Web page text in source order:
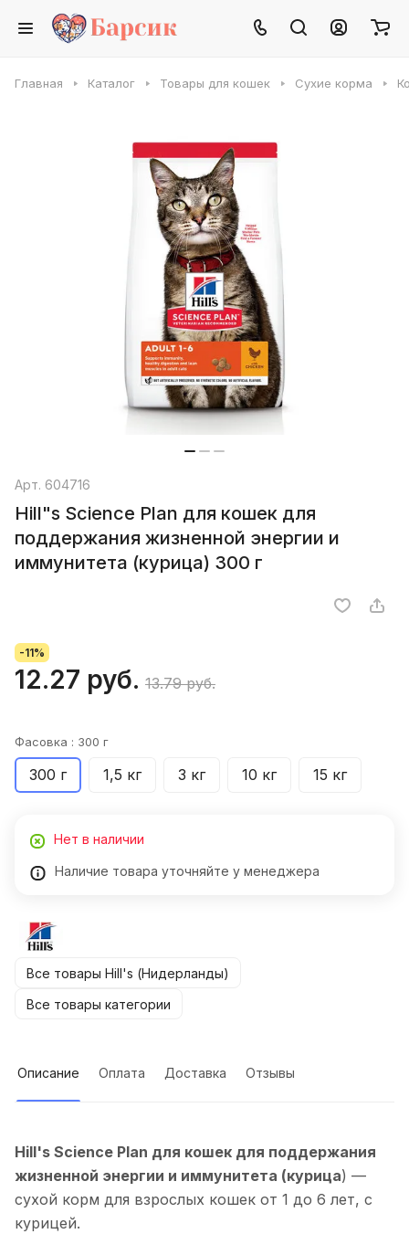
Главная Каталог Товары для кошек Сухие корма
Арт. 604716
Hill"s Science Plan для кошек для
поддержания жизненной энергии и
иммунитета (курица) 300 г
-11%
12.27 руб. 13.79 руб.
Фасовка : 300 г
300 г 1,5 кг 3 кг 10 кг 15 кг
Нет в наличии
Наличие товара уточняйте у менеджера
Все товары Hill's (Нидерланды)
Все товары категории
Описание Оплата Доставка Отзывы
Hill's Science Plan для кошек для поддержания
жизненной энергии и иммунитета (курица) —
сухой корм для взрослых кошек от 1 до 6 лет, с
курицей.